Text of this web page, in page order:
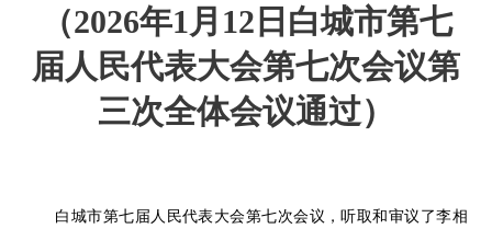
（2026年1月12日白城市第七
届人民代表大会第七次会议第
三次全体会议通过）
白城市第七届人民代表大会第七次会议，听取和审议了李相